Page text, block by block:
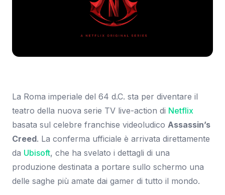
La Roma imperiale del 64 d.C. sta per diventare il
teatro della nuova serie TV live-action di Netflix
basata sul celebre franchise videoludico Assassin’s
Creed. La conferma ufficiale è arrivata direttamente
da Ubisoft, che ha svelato i dettagli di una
produzione destinata a portare sullo schermo una
delle saghe più amate dai gamer di tutto il mondo.